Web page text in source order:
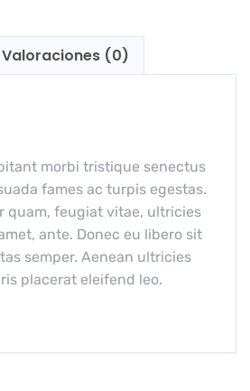
Valoraciones (0)
morbi tristique senectus
fames ac turpis egestas.
quam, feugiat vitae, ultricies
ante. Donec eu libero sit
semper. Aenean ultricies
placerat eleifend leo.